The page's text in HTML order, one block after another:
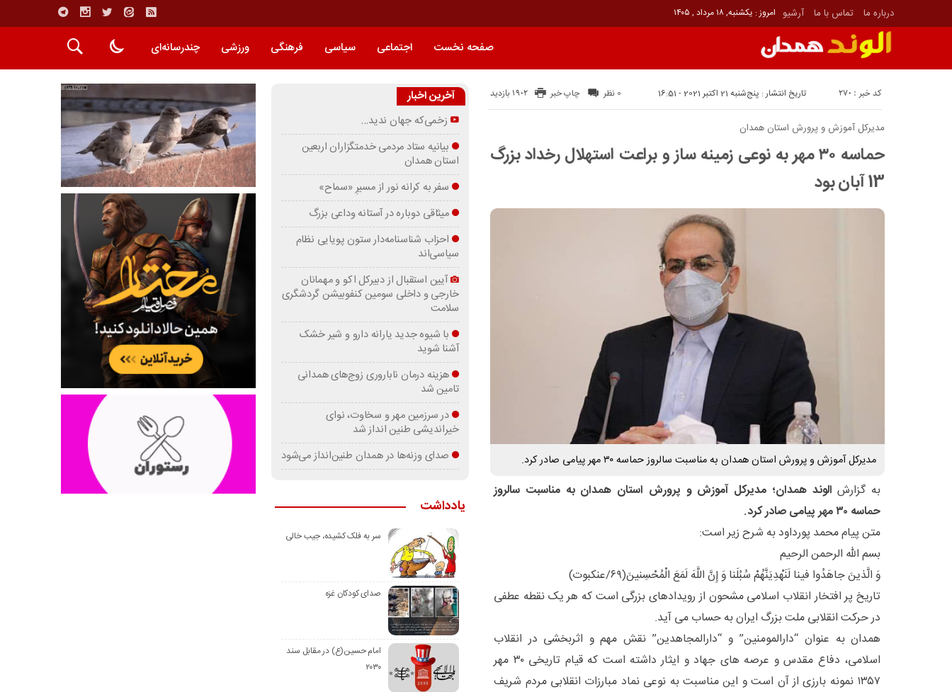
درباره ما تماس با ما آرشیو امروز : یکشنبه, ۱۸ مرداد , ۱۴۰۵
صفحه نخست اجتماعی سیاسی فرهنگی ورزشی چندرسانه‌ای
تاریخ انتشار : پنج‌شنبه 21 اکتبر 2021 - 16:51 1902 بازدید کد خبر : 270 چاپ خبر 0 نظر
مدیرکل آموزش و پرورش استان همدان
حماسه ۳۰ مهر به نوعی زمینه ساز و براعت استهلال رخداد بزرگ
13 آبان بود
مدیرکل آموزش و پرورش استان همدان به مناسبت سالروز حماسه ۳۰ مهر پیامی صادر کرد.
به گزارش الوند همدان؛ مدیرکل آموزش و پرورش استان همدان به مناسبت سالروز
حماسه ۳۰ مهر پیامی صادر کرد.
متن پیام محمد پورداود به شرح زیر است:
بسم الله الرحمن الرحیم
وَ الَّذینَ جاهَدُوا فینا لَنَهْدِیَنَّهُمْ سُبُلَنا وَ إِنَّ اللَّهَ لَمَعَ الْمُحْسِنینَ(۶۹/عنکبوت)
تاریخ پر افتخار انقلاب اسلامی مشحون از رویدادهای بزرگی است که هر یک نقطه عطفی
در حرکت انقلابی ملت بزرگ ایران به حساب می آید.
همدان به عنوان “دارالمومنین” و “دارالمجاهدین” نقش مهم و اثربخشی در انقلاب
اسلامی، دفاع مقدس و عرصه های جهاد و ایثار داشته است که قیام تاریخی ۳۰ مهر
۱۳۵۷ نمونه بارزی از آن است و این مناسبت به نوعی نماد مبارزات انقلابی مردم شریف
آخرین اخبار
زخمی‌که جهان ندید…
بیانیه ستاد مردمی خدمتگزاران اربعین
استان همدان
سفر به کرانه‌ نور از مسیرِ «سماح»
میثاقی دوباره در آستانه‌ وداعی بزرگ
احزاب شناسنامه‌دار ستون پویایی نظام
سیاسی‌اند
آیین استقبال از دبیرکل اکو و مهمانان
خارجی و داخلی سومین کنفوبیشن گردشگری
سلامت
با شیوه جدید یارانه دارو و شیر خشک
آشنا شوید
هزینه درمان ناباروری زوج‌های همدانی
تامین شد
در سرزمین مهر و سخاوت، نوای
خیراندیشی طنین انداز شد
صدای وزنه‌ها در همدان طنین‌انداز می‌شود
یادداشت
سر به فلک کشیده، جیب خالی
صدای کودکان غزه
امام حسین(ع) در مقابل سند
۲۰۳۰